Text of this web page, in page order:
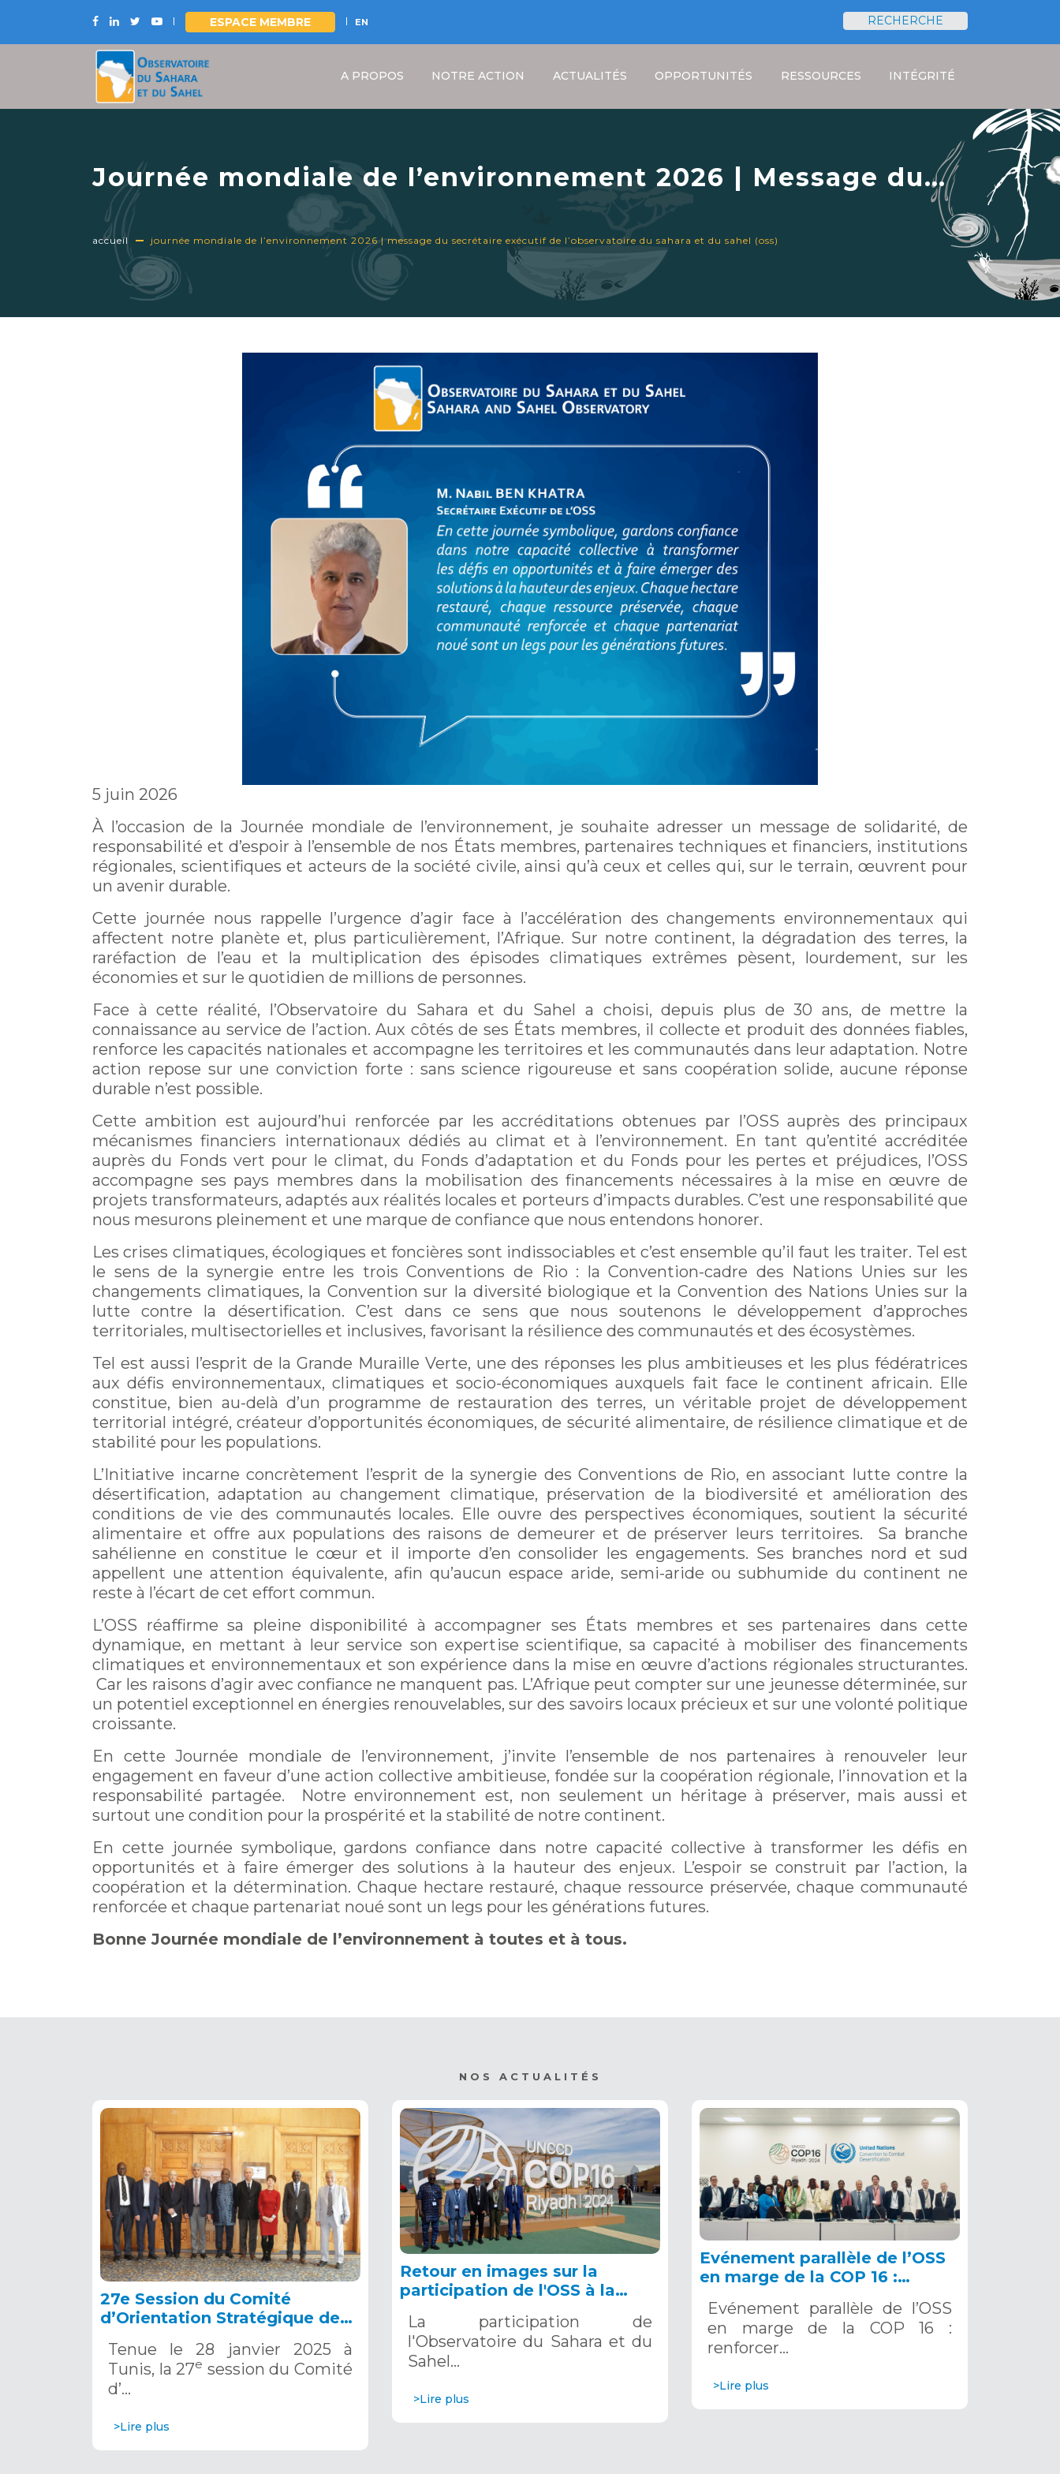
principal
ESPACE MEMBRE EN
RECHERCHE
A PROPOS NOTRE ACTION ACTUALITÉS OPPORTUNITÉS RESSOURCES INTÉGRITÉ
Journée mondiale de l’environnement 2026 | Message du
Secrétaire exécutif de l’Observatoire du Sahara et du Sahel
(OSS)
Fil
accueil journée mondiale de l’environnement 2026 | message du secrétaire exécutif de l’observatoire du sahara et du sahel (oss)
5 juin 2026
À l’occasion de la Journée mondiale de l’environnement, je souhaite adresser un message de solidarité, de
responsabilité et d’espoir à l’ensemble de nos États membres, partenaires techniques et financiers, institutions
régionales, scientifiques et acteurs de la société civile, ainsi qu’à ceux et celles qui, sur le terrain, œuvrent pour
un avenir durable.
Cette journée nous rappelle l’urgence d’agir face à l’accélération des changements environnementaux qui
affectent notre planète et, plus particulièrement, l’Afrique. Sur notre continent, la dégradation des terres, la
raréfaction de l’eau et la multiplication des épisodes climatiques extrêmes pèsent, lourdement, sur les
économies et sur le quotidien de millions de personnes.
Face à cette réalité, l’Observatoire du Sahara et du Sahel a choisi, depuis plus de 30 ans, de mettre la
connaissance au service de l’action. Aux côtés de ses États membres, il collecte et produit des données fiables,
renforce les capacités nationales et accompagne les territoires et les communautés dans leur adaptation. Notre
action repose sur une conviction forte : sans science rigoureuse et sans coopération solide, aucune réponse
durable n’est possible.
Cette ambition est aujourd’hui renforcée par les accréditations obtenues par l’OSS auprès des principaux
mécanismes financiers internationaux dédiés au climat et à l’environnement. En tant qu’entité accréditée
auprès du Fonds vert pour le climat, du Fonds d’adaptation et du Fonds pour les pertes et préjudices, l’OSS
accompagne ses pays membres dans la mobilisation des financements nécessaires à la mise en œuvre de
projets transformateurs, adaptés aux réalités locales et porteurs d’impacts durables. C’est une responsabilité que
nous mesurons pleinement et une marque de confiance que nous entendons honorer.
Les crises climatiques, écologiques et foncières sont indissociables et c’est ensemble qu’il faut les traiter. Tel est
le sens de la synergie entre les trois Conventions de Rio : la Convention-cadre des Nations Unies sur les
changements climatiques, la Convention sur la diversité biologique et la Convention des Nations Unies sur la
lutte contre la désertification. C’est dans ce sens que nous soutenons le développement d’approches
territoriales, multisectorielles et inclusives, favorisant la résilience des communautés et des écosystèmes.
Tel est aussi l’esprit de la Grande Muraille Verte, une des réponses les plus ambitieuses et les plus fédératrices
aux défis environnementaux, climatiques et socio-économiques auxquels fait face le continent africain. Elle
constitue, bien au-delà d’un programme de restauration des terres, un véritable projet de développement
territorial intégré, créateur d’opportunités économiques, de sécurité alimentaire, de résilience climatique et de
stabilité pour les populations.
L’Initiative incarne concrètement l’esprit de la synergie des Conventions de Rio, en associant lutte contre la
désertification, adaptation au changement climatique, préservation de la biodiversité et amélioration des
conditions de vie des communautés locales. Elle ouvre des perspectives économiques, soutient la sécurité
alimentaire et offre aux populations des raisons de demeurer et de préserver leurs territoires. Sa branche
sahélienne en constitue le cœur et il importe d’en consolider les engagements. Ses branches nord et sud
appellent une attention équivalente, afin qu’aucun espace aride, semi-aride ou subhumide du continent ne
reste à l’écart de cet effort commun.
L’OSS réaffirme sa pleine disponibilité à accompagner ses États membres et ses partenaires dans cette
dynamique, en mettant à leur service son expertise scientifique, sa capacité à mobiliser des financements
climatiques et environnementaux et son expérience dans la mise en œuvre d’actions régionales structurantes.
Car les raisons d’agir avec confiance ne manquent pas. L’Afrique peut compter sur une jeunesse déterminée, sur
un potentiel exceptionnel en énergies renouvelables, sur des savoirs locaux précieux et sur une volonté politique
croissante.
En cette Journée mondiale de l’environnement, j’invite l’ensemble de nos partenaires à renouveler leur
engagement en faveur d’une action collective ambitieuse, fondée sur la coopération régionale, l’innovation et la
responsabilité partagée. Notre environnement est, non seulement un héritage à préserver, mais aussi et
surtout une condition pour la prospérité et la stabilité de notre continent.
En cette journée symbolique, gardons confiance dans notre capacité collective à transformer les défis en
opportunités et à faire émerger des solutions à la hauteur des enjeux. L’espoir se construit par l’action, la
coopération et la détermination. Chaque hectare restauré, chaque ressource préservée, chaque communauté
renforcée et chaque partenariat noué sont un legs pour les générations futures.
Bonne Journée mondiale de l’environnement à toutes et à tous.
NOS ACTUALITÉS
27e Session du Comité
d’Orientation Stratégique de
Tenue le 28 janvier 2025 à
Tunis, la 27e session du Comité
d’…
>Lire plus
Retour en images sur la
participation de l'OSS à la
2024 à Riyad, en Arabie
Saoudite
La participation de
l'Observatoire du Sahara et du
Sahel…
>Lire plus
Evénement parallèle de l’OSS
en marge de la COP 16 :
grâce aux Systèmes d’Alerte
Précoce Multirisques. 12
décembre 2024
Evénement parallèle de l’OSS
en marge de la COP 16 :
renforcer…
>Lire plus